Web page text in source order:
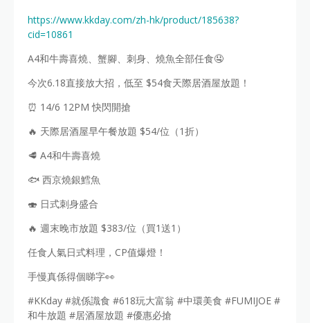
https://www.kkday.com/zh-hk/product/185638?
cid=10861
A4和牛壽喜燒、蟹腳、刺身、燒魚全部任食🤤
今次6.18直接放大招，低至 $54食天際居酒屋放題！
⏰ 14/6 12PM 快閃開搶
🔥 天際居酒屋早午餐放題 $54/位（1折）
🥩 A4和牛壽喜燒
🐟 西京燒銀鱈魚
🍣 日式刺身盛合
🔥 週末晚市放題 $383/位（買1送1）
任食人氣日式料理，CP值爆燈！
手慢真係得個睇字👀
#KKday #就係識食 #618玩大富翁 #中環美食 #FUMIJOE #
和牛放題 #居酒屋放題 #優惠必搶